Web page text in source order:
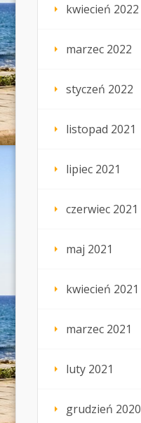
kwiecień 2022
marzec 2022
styczeń 2022
listopad 2021
lipiec 2021
czerwiec 2021
maj 2021
kwiecień 2021
marzec 2021
luty 2021
grudzień 2020